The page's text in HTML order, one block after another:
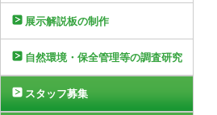
展示解説板の制作
自然環境・保全管理等の調査研究
スタッフ募集